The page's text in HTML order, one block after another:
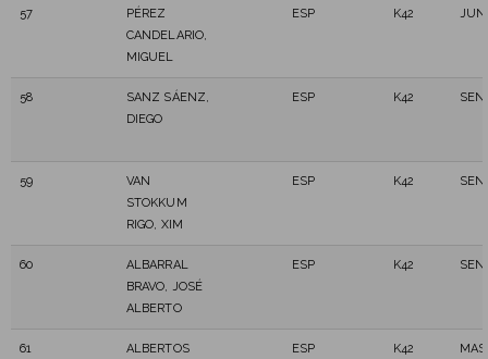
57
PÉREZ
CANDELARIO,
MIGUEL
ESP K42
58
SANZ SÁENZ,
DIEGO
ESP K42
59
VAN
STOKKUM
RIGO, XIM
ESP K42
60
ALBARRAL
BRAVO, JOSÉ
ALBERTO
ESP K42
61
ALBERTOS
ESP K42